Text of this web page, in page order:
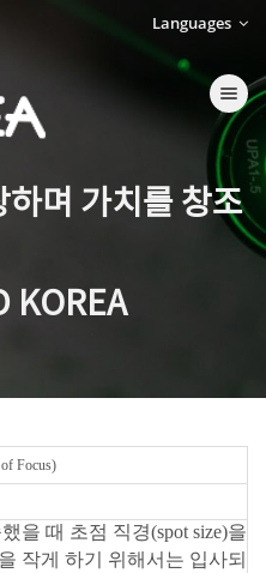
Languages
Toggle
며 가치를 창조
KOREA
Focus)
을 때 초점 직경(spot size)을
작게 하기 위해서는 입사되